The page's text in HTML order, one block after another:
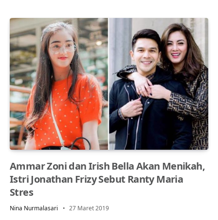
Ammar Zoni dan Irish Bella Akan Menikah,
Istri Jonathan Frizy Sebut Ranty Maria
Stres
Nina Nurmalasari 27 Maret 2019